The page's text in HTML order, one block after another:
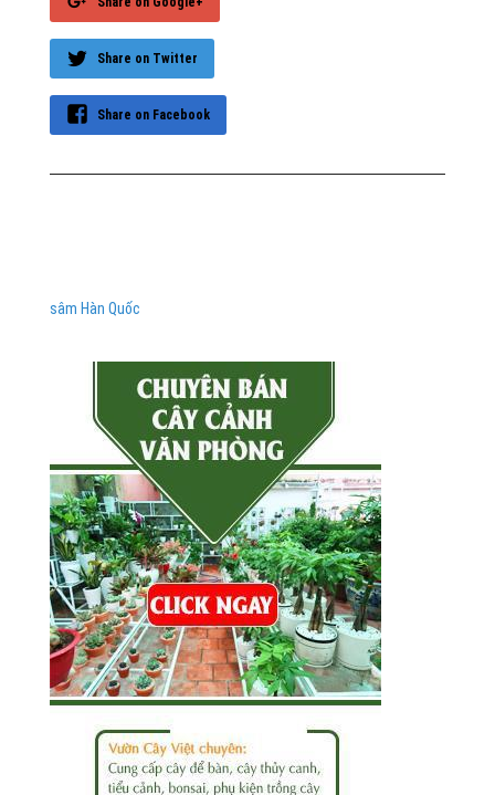
Share on Twitter
Share on Facebook
sâm Hàn Quốc